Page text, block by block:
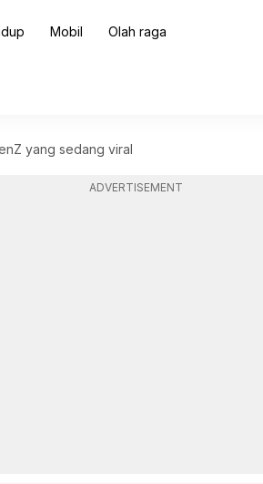
Mobil Olah raga
yang sedang viral
ADVERTISEMENT